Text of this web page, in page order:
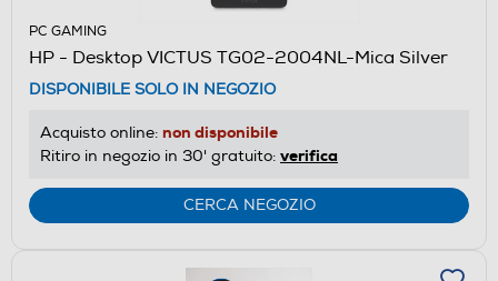
PC GAMING
HP - Desktop VICTUS TG02-2004NL-Mica Silver
DISPONIBILE SOLO IN NEGOZIO
Acquisto online: non disponibile
Ritiro in negozio in 30' gratuito: verifica
CERCA NEGOZIO